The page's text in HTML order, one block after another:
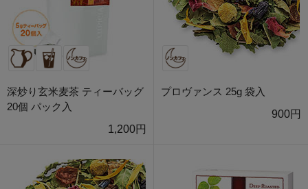
深炒り玄米麦茶 ティーバッグ
20個 パック入
1,200円
プロヴァンス 25g 袋入
900円